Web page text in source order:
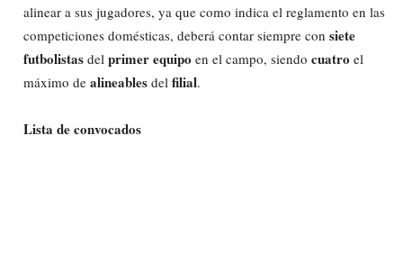
alinear a sus jugadores, ya que como indica el reglamento en las
competiciones domésticas, deberá contar siempre con siete
futbolistas del primer equipo en el campo, siendo cuatro el
máximo de alineables del filial.
Lista de convocados